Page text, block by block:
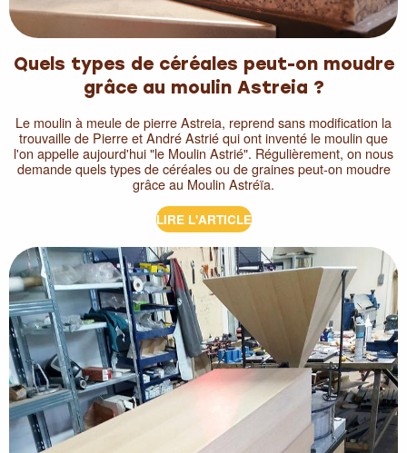
Quels types de céréales peut-on moudre
grâce au moulin Astreia ?
Le moulin à meule de pierre Astreia, reprend sans modification la
trouvaille de Pierre et André Astrié qui ont inventé le moulin que
l'on appelle aujourd'hui "le Moulin Astrié". Régulièrement, on nous
demande quels types de céréales ou de graines peut-on moudre
grâce au Moulin Astréïa.
LIRE L'ARTICLE